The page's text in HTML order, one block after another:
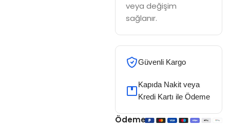
veya değişim
sağlanır.
Güvenli Kargo
Kapıda Nakit veya
Kredi Kartı ile Ödeme
Ödeme